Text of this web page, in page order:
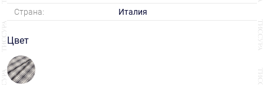
Страна:
Италия
Цвет